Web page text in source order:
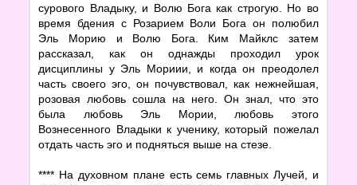
сурового Владыку, и Волю Бога как строгую. Но во
время бдения с Розарием Воли Бога он полюбил
Эль Морию и Волю Бога. Ким Майклс затем
рассказал, как он однажды проходил урок
дисциплины у Эль Мориии, и когда он преодолел
часть своего эго, он почувствовал, как нежнейшая,
розовая любовь сошла на него. Он знал, что это
была любовь Эль Мории, любовь этого
Вознесенного Владыки к ученику, который пожелал
отдать часть эго и подняться выше на стезе.
**** На духовном плане есть семь главных Лучей, и